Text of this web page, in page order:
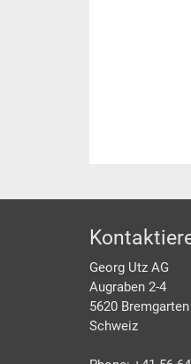
Georg Utz AG
Augraben 2-4
5620 Bremgarten
Schweiz